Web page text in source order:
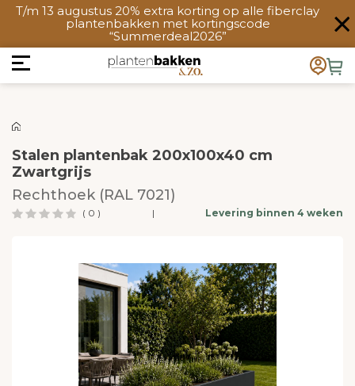
T/m 13 augustus 20% extra korting op alle fiberclay
plantenbakken met kortingscode
“Summerdeal2026”
Stalen plantenbak 200x100x40 cm
Zwartgrijs
Rechthoek (RAL 7021)
( 0 ) | Levering binnen 4 weken